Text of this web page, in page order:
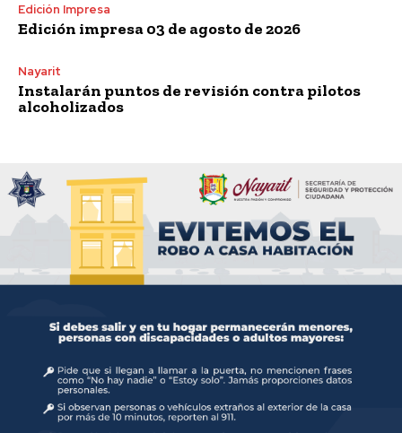
Edición Impresa
Edición impresa 03 de agosto de 2026
Nayarit
Instalarán puntos de revisión contra pilotos
alcoholizados